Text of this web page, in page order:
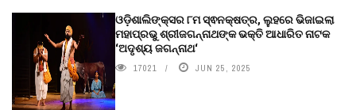
ଓଡ଼ିଶାଲିଙ୍କ୍ସର ୮ମ ସ୍ଵନକ୍ଷତ୍ର, ଲୁହରେ ଭିଜାଇଲା
ମହାପ୍ରଭୁ ଶ୍ରୀଜଗନ୍ନାଥଙ୍କ ଭକ୍ତି ଆଧାରିତ ନାଟକ
‘ଅଦୃଶ୍ୟ ଜଗନ୍ନାଥ‘
17021 JUN 25, 2025